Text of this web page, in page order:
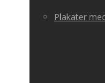
Plakater